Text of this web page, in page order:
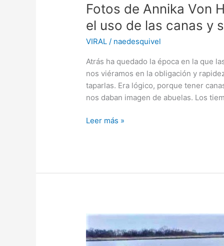
Fotos de Annika Von
el uso de las canas y
VIRAL / naedesquivel
Atrás ha quedado la época en la que
nos viéramos en la obligación y
taparlas. Era lógico, porque tener
nos daban imagen de abuelas. Los
Fotos
reivindica
el
uso
Leer más »